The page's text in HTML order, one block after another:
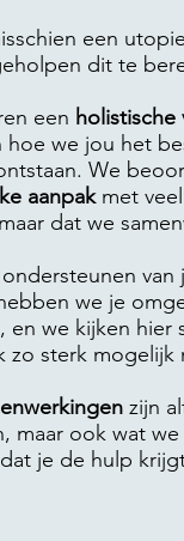
een
dit te
een holistische
hoe we jou het
We
aanpakmet
dat we
we je
en we kijken hier
zo sterk
zijn
maar ook wat
je de hulp